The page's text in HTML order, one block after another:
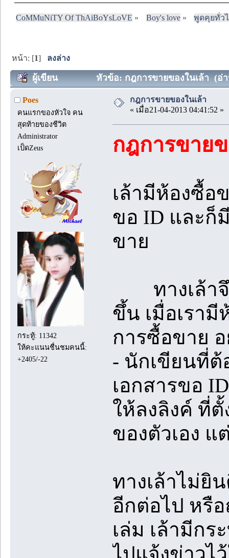
CoMMuNiTY Of ThAiBoYsLoVE » Boy's love» พูดคุยทั่ว
หน้า: [1] ลงล่าง
ผู้เขียน หัวข้อ: กฎการขายของในเล้า (อ่า
Poes
คนแรกของหัวใจ คน
สุดท้ายของชีวิต
Administrator
เป็ดZeus
กระทู้: 11342
ให้คะแนนชื่นชมคนนี้:
+2405/-22
กฎการขายของในเล้า
« เมื่อ21-04-2013 04:41:52 »
กฎการขายข
เล้ามีห้องซื้อ
ขอ ID และก็
ขาย
ทางเล้าจึง
ขึ้น เมื่อเรา
การซื้อขาย
- นักเขียนที่ต้
เอกสารขอ
ให้ลงลิงค์ ที่
ของตัวเอง
ทางเล้าไม่ยิ
อีกต่อไป หรื
เล่ม เล้ามีก